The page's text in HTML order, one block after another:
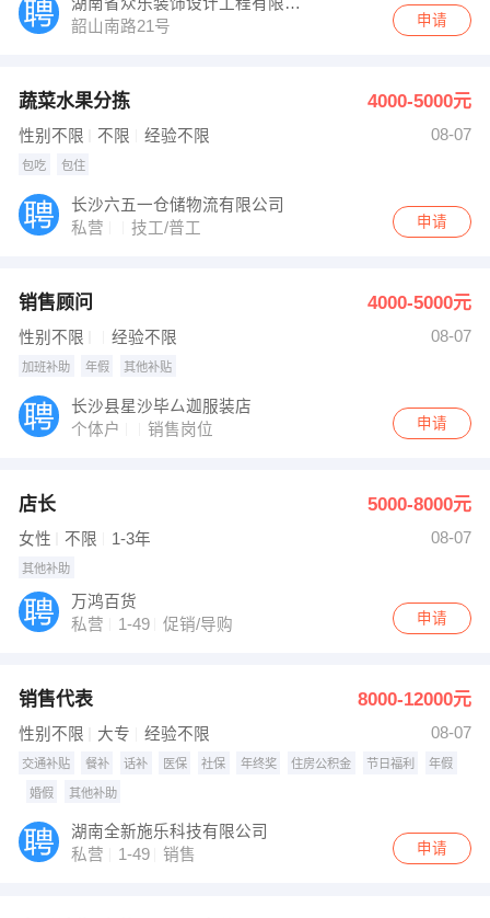
韶山南路21号
申请
蔬菜水果分拣 4000-5000元
性别不限 不限 经验不限 08-07
包吃 包住
长沙六五一仓储物流有限公司
私营
技工/普工 申请
销售顾问 4000-5000元
性别不限 经验不限 08-07
加班补助 年假 其他补贴
长沙县星沙毕厶迦服装店
个体户
销售岗位 申请
店长 5000-8000元
女性 不限 1-3年 08-07
其他补助
万鸿百货
私营
1-49 促销/导购 申请
销售代表 8000-12000元
性别不限 大专 经验不限 08-07
交通补贴 餐补 话补 医保 社保 年终奖 住房公积金 节日福利 年假
婚假 其他补助
湖南全新施乐科技有限公司
私营
1-49 销售 申请